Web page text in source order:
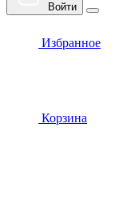
Войти
Избранное
Корзина